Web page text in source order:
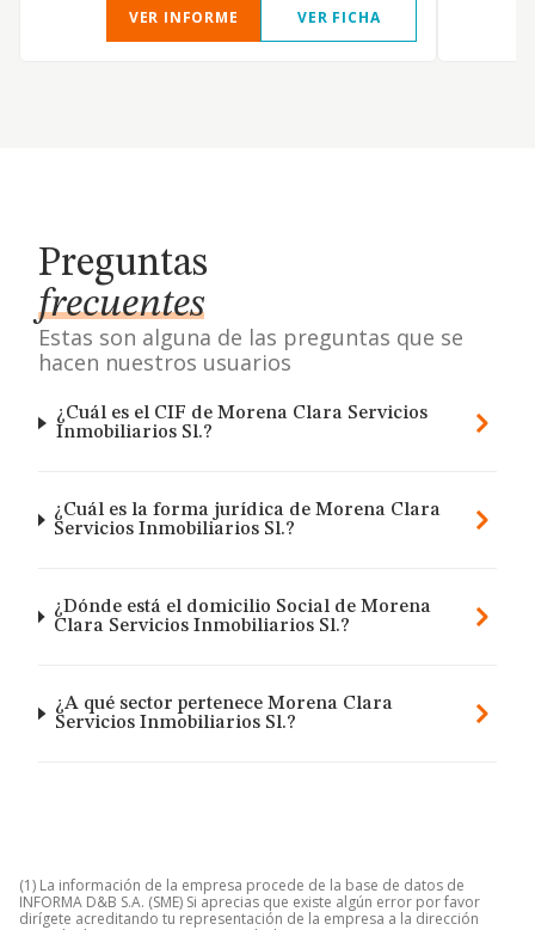
VER INFORME VER FICHA
Preguntas
frecuentes
Estas son alguna de las preguntas que se
hacen nuestros usuarios
¿Cuál es el CIF de Morena Clara Servicios
Inmobiliarios Sl.?
¿Cuál es la forma jurídica de Morena Clara
Servicios Inmobiliarios Sl.?
¿Dónde está el domicilio Social de Morena
Clara Servicios Inmobiliarios Sl.?
¿A qué sector pertenece Morena Clara
Servicios Inmobiliarios Sl.?
(1) La información de la empresa procede de la base de datos de
INFORMA D&B S.A. (SME) Si aprecias que existe algún error por favor
dirígete acreditando tu representación de la empresa a la dirección